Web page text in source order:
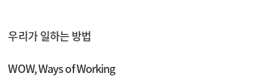
우리가 일하는 방법
WOW, Ways of Working